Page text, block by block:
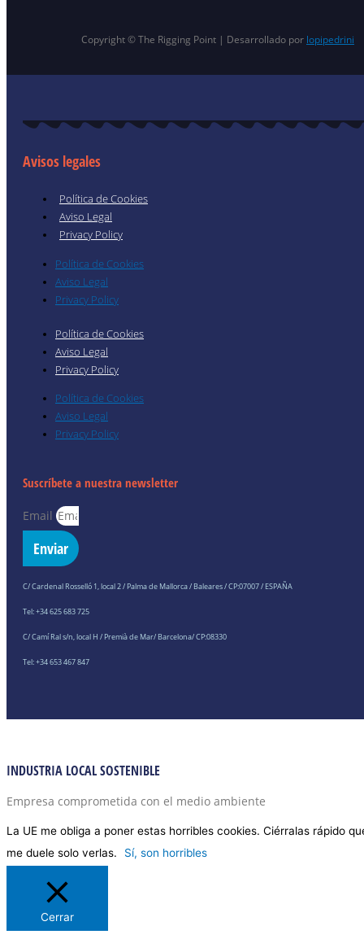
Copyright © The Rigging Point | Desarrollado por lopipedrini
Avisos legales
Política de Cookies
Aviso Legal
Privacy Policy
Política de Cookies
Aviso Legal
Privacy Policy
Política de Cookies
Aviso Legal
Privacy Policy
Política de Cookies
Aviso Legal
Privacy Policy
Suscríbete a nuestra newsletter
Email
Enviar
C/ Cardenal Rosselló 1, local 2 / Palma de Mallorca / Baleares / CP:07007 / ESPAÑA
Tel: +34 625 683 725
C/ Camí Ral s/n, local H / Premià de Mar/ Barcelona/ CP:08330
Tel: +34 653 467 847
INDUSTRIA LOCAL SOSTENIBLE
Empresa comprometida con el medio ambiente
La UE me obliga a poner estas horribles cookies. Ciérralas rápido
me duele solo verlas.
Sí, son horribles
Cerrar